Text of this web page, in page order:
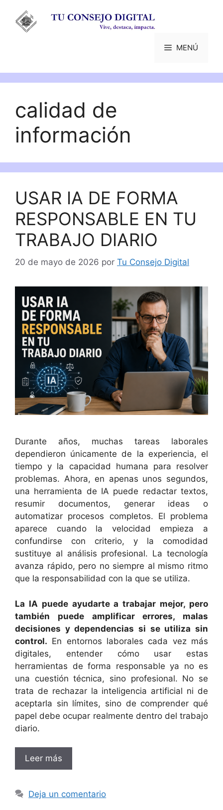
contenido
MENÚ
calidad de
información
USAR IA DE FORMA
RESPONSABLE EN TU
TRABAJO DIARIO
20 de mayo de 2026 por Tu Consejo Digital
Durante años, muchas tareas laborales
dependieron únicamente de la experiencia, el
tiempo y la capacidad humana para resolver
problemas. Ahora, en apenas unos segundos,
una herramienta de IA puede redactar textos,
resumir documentos, generar ideas o
automatizar procesos completos. El problema
aparece cuando la velocidad empieza a
confundirse con criterio, y la comodidad
sustituye al análisis profesional. La tecnología
avanza rápido, pero no siempre al mismo ritmo
que la responsabilidad con la que se utiliza.
La IA puede ayudarte a trabajar mejor, pero
también puede amplificar errores, malas
decisiones y dependencias si se utiliza sin
control. En entornos laborales cada vez más
digitales, entender cómo usar estas
herramientas de forma responsable ya no es
una cuestión técnica, sino profesional. No se
trata de rechazar la inteligencia artificial ni de
aceptarla sin límites, sino de comprender qué
papel debe ocupar realmente dentro del trabajo
diario.
Leer más
Deja un comentario